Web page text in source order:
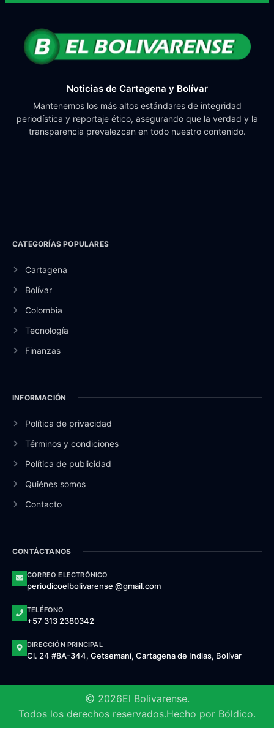
Noticias de Cartagena y Bolívar
Mantenemos los más altos estándares de integridad
periodística y reportaje ético, asegurando que la verdad y la
transparencia prevalezcan en todo nuestro contenido.
CATEGORÍAS POPULARES
Cartagena
Bolívar
Colombia
Tecnología
Finanzas
INFORMACIÓN
Política de privacidad
Términos y condiciones
Política de publicidad
Quiénes somos
Contacto
CONTÁCTANOS
CORREO ELECTRÓNICO
periodicoelbolivarense @gmail.com
TELÉFONO
+57 313 2380342
DIRECCIÓN PRINCIPAL
Cl. 24 #8A-344, Getsemaní, Cartagena de Indias, Bolívar
2026El Bolivarense.
Todos los derechos reservados.Hecho por Bóldico.